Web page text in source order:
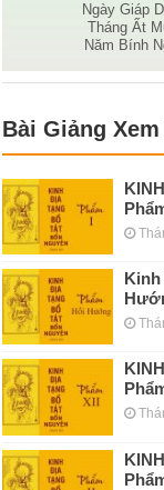
Ngày Giáp
Tháng Ất
Năm Bính
Bài Giảng
Kinh